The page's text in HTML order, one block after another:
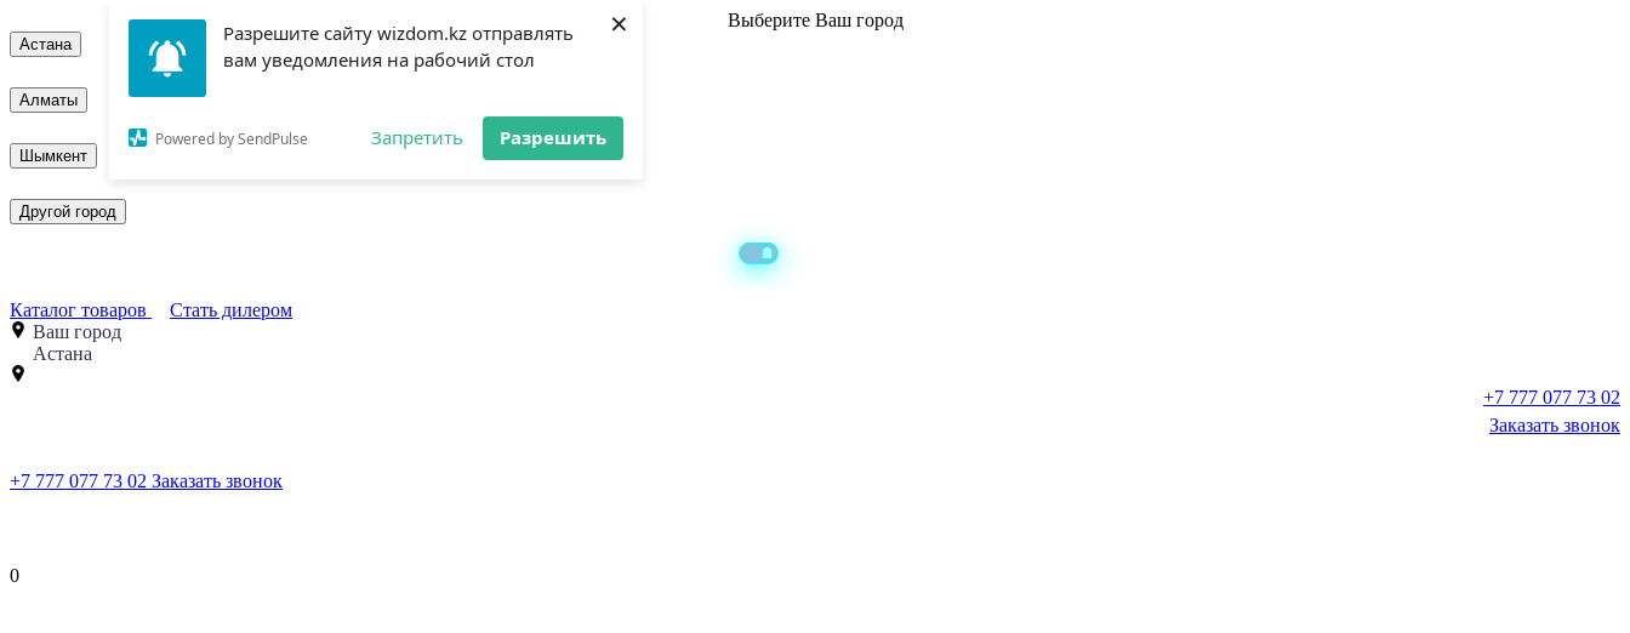
Разрешите сайту wizdom.kz отправлять
вам уведомления на рабочий стол
Powered by SendPulse Запретить Разрешить
× Выберите Ваш город
Астана
Алматы
Шымкент
Другой город
Каталог товаров
Стать дилером
Ваш город
Астана
+7 777 077 73 02
Заказать звонок
+7 777 077 73 02 Заказать звонок
0